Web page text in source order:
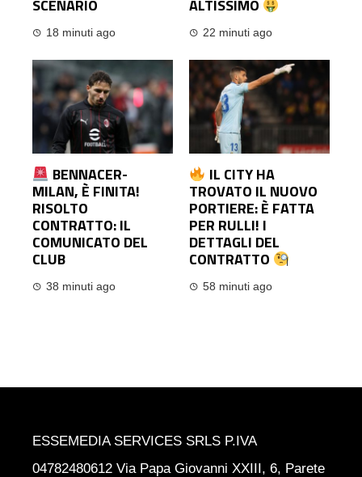
SCENARIO
18 minuti ago
ALTISSIMO
22 minuti ago
BENNACER-
MILAN, È FINITA!
RISOLTO
CONTRATTO: IL
COMUNICATO DEL
CLUB
38 minuti ago
IL CITY HA
TROVATO IL NUOVO
PORTIERE: È FATTA
PER RULLI! I
DETTAGLI DEL
CONTRATTO
58 minuti ago
ESSEMEDIA SERVICES SRLS P.IVA
04782480612 Via Papa Giovanni XXIII, 6, Parete